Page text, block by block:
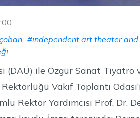
#independent art theater
(DAÜ) ile Özgür Sanat
Vakıf Toplantı
Rektör Yardımcısı Prof.